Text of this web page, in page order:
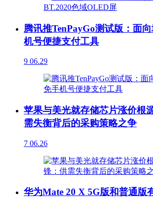
腾讯推TenPayGo测试版：面
机号便捷支付工具
9 06.29
苹果与美光就存储芯片涨价根
需失衡背后的采购策略之争
7 06.26
华为Mate 20 X 5G版和普通版